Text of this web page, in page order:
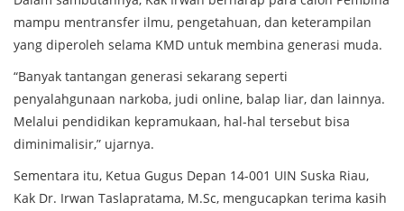
mampu mentransfer ilmu, pengetahuan, dan keterampilan
yang diperoleh selama KMD untuk membina generasi muda.
“Banyak tantangan generasi sekarang seperti
penyalahgunaan narkoba, judi online, balap liar, dan lainnya.
Melalui pendidikan kepramukaan, hal-hal tersebut bisa
diminimalisir,” ujarnya.
Sementara itu, Ketua Gugus Depan 14-001 UIN Suska Riau,
Kak Dr. Irwan Taslapratama, M.Sc, mengucapkan terima kasih